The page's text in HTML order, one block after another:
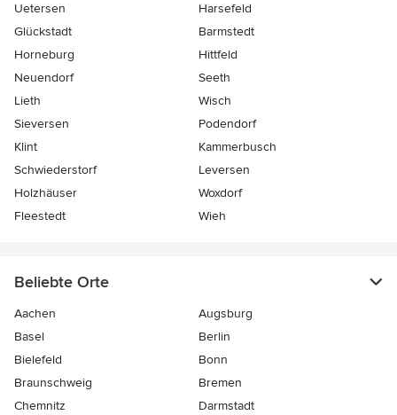
Uetersen
Harsefeld
Glückstadt
Barmstedt
Horneburg
Hittfeld
Neuendorf
Seeth
Lieth
Wisch
Sieversen
Podendorf
Klint
Kammerbusch
Schwiederstorf
Leversen
Holzhäuser
Woxdorf
Fleestedt
Wieh
Beliebte Orte
Aachen
Augsburg
Basel
Berlin
Bielefeld
Bonn
Braunschweig
Bremen
Chemnitz
Darmstadt